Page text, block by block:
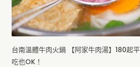
台南溫體牛肉火鍋 【阿家牛肉湯】180起
吃也OK！